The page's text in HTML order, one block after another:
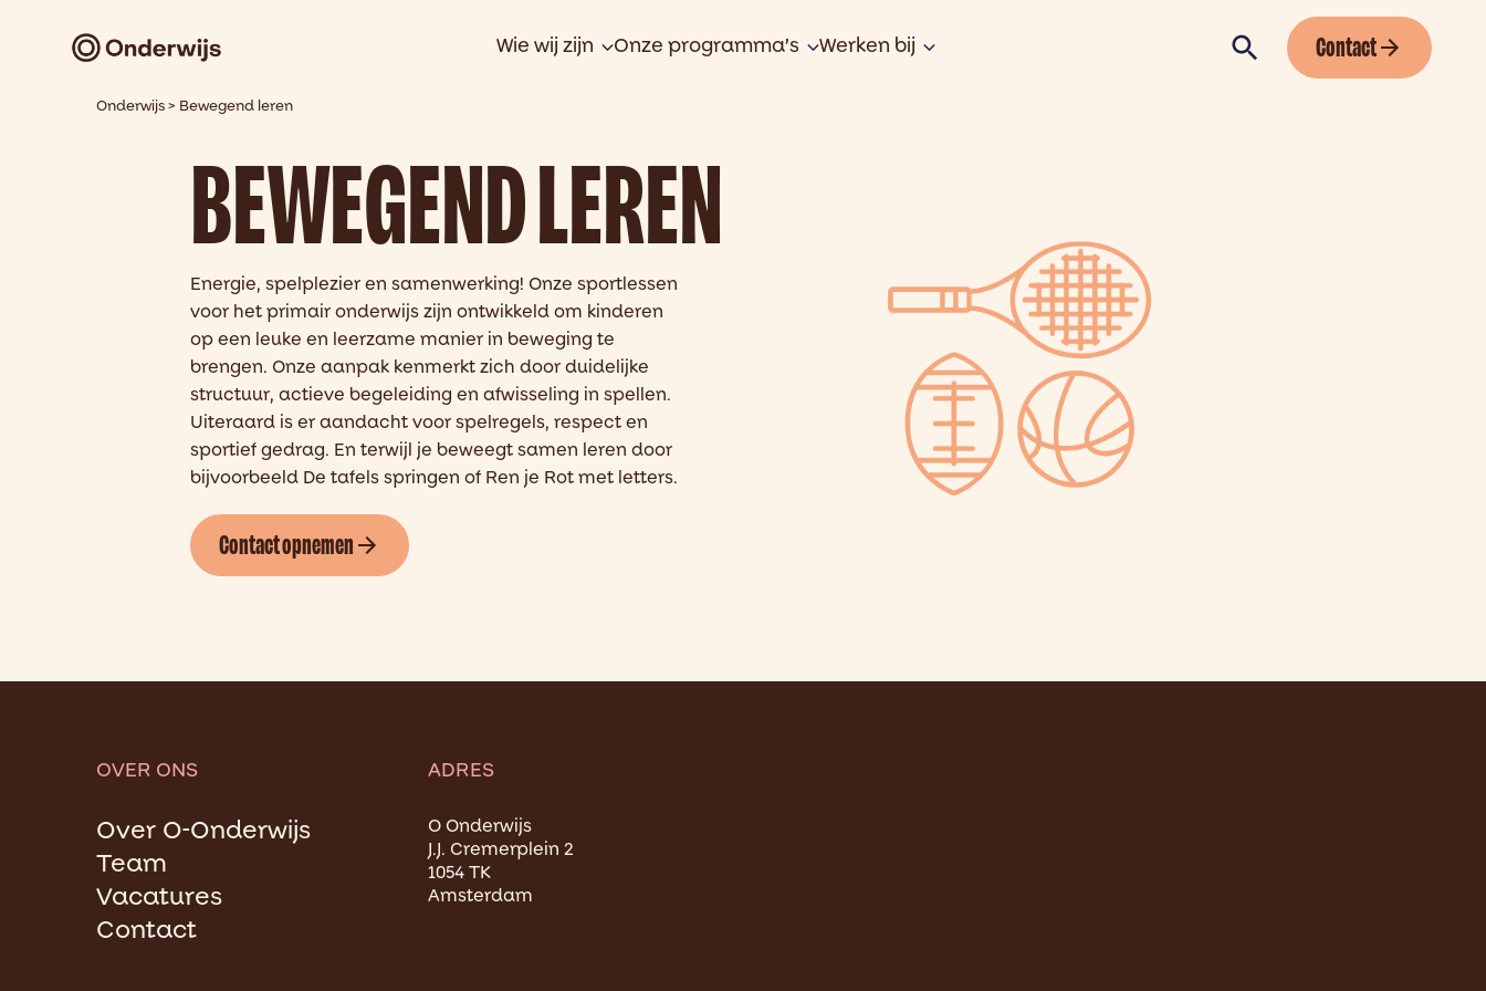
Wie wij zijn Onze programma’s Werken bij Contact
Onderwijs> Bewegend leren
BEWEGEND LEREN
Energie, spelplezier en samenwerking! Onze sportlessen
voor het primair onderwijs zijn ontwikkeld om kinderen
op een leuke en leerzame manier in beweging te
brengen. Onze aanpak kenmerkt zich door duidelijke
structuur, actieve begeleiding en afwisseling in spellen.
Uiteraard is er aandacht voor spelregels, respect en
sportief gedrag. En terwijl je beweegt samen leren door
bijvoorbeeld De tafels springen of Ren je Rot met letters.
Contact opnemen
OVER ONS
Over O-Onderwijs
Team
Vacatures
Contact
ADRES
O Onderwijs
J.J. Cremerplein 2
1054 TK
Amsterdam